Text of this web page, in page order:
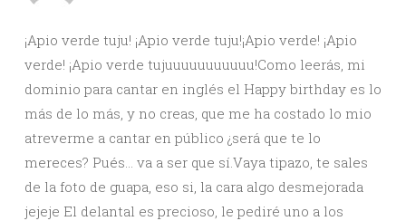
¡Apio verde tuju! ¡Apio verde tuju!¡Apio verde! ¡Apio
verde! ¡Apio verde tujuuuuuuuuuuu!Como leerás, mi
dominio para cantar en inglés el Happy birthday es lo
más de lo más, y no creas, que me ha costado lo mio
atreverme a cantar en público ¿será que te lo
mereces? Pués… va a ser que sí.Vaya tipazo, te sales
de la foto de guapa, eso si, la cara algo desmejorada
jejeje El delantal es precioso, le pediré uno a los